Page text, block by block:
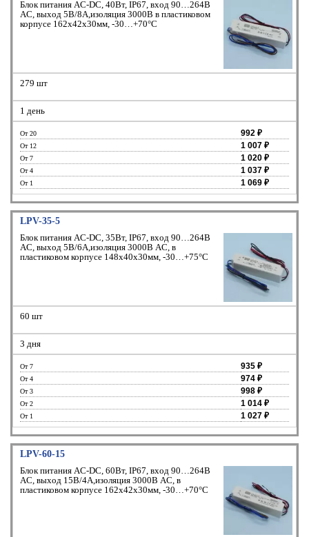
Блок питания AC-DC, 40Вт, IP67, вход 90…264В
AC, выход 5В/8А,изоляция 3000В в пластиковом
корпусе 162х42х30мм, -30…+70°С
279 шт
1 день
От 20 992 ₽
От 12 1 007 ₽
От 7 1 020 ₽
От 4 1 037 ₽
От 1 1 069 ₽
LPV-35-5
Блок питания AC-DC, 35Вт, IP67, вход 90…264В
AC, выход 5В/6А,изоляция 3000В AC, в
пластиковом корпусе 148х40х30мм, -30…+75°С
60 шт
3 дня
От 7 935 ₽
От 4 974 ₽
От 3 998 ₽
От 2 1 014 ₽
От 1 1 027 ₽
LPV-60-15
Блок питания AC-DC, 60Вт, IP67, вход 90…264В
AC, выход 15В/4А,изоляция 3000В AC, в
пластиковом корпусе 162х42х30мм, -30…+70°С